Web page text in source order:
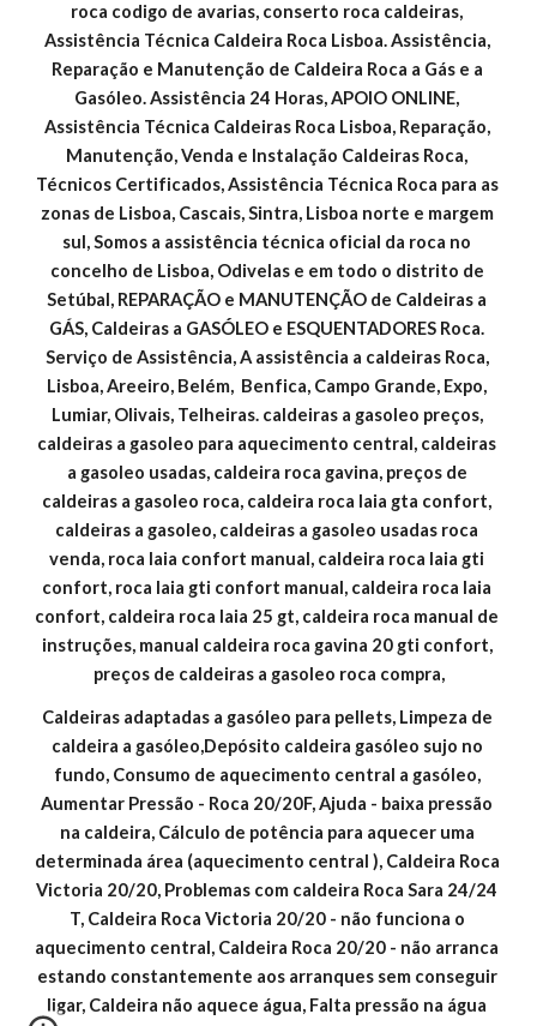
roca codigo de avarias, conserto roca caldeiras,
Assistência Técnica Caldeira Roca Lisboa. Assistência,
Reparação e Manutenção de Caldeira Roca a Gás e a
Gasóleo. Assistência 24 Horas, APOIO ONLINE,
Assistência Técnica Caldeiras Roca Lisboa, Reparação,
Manutenção, Venda e Instalação Caldeiras Roca,
Técnicos Certificados, Assistência Técnica Roca para as
zonas de Lisboa, Cascais, Sintra, Lisboa norte e margem
sul, Somos a assistência técnica oficial da roca no
concelho de Lisboa, Odivelas e em todo o distrito de
Setúbal, REPARAÇÃO e MANUTENÇÃO de Caldeiras a
GÁS, Caldeiras a GASÓLEO e ESQUENTADORES Roca.
Serviço de Assistência, A assistência a caldeiras Roca,
Lisboa, Areeiro, Belém,  Benfica, Campo Grande, Expo,
Lumiar, Olivais, Telheiras. caldeiras a gasoleo preços,
caldeiras a gasoleo para aquecimento central, caldeiras
a gasoleo usadas, caldeira roca gavina, preços de
caldeiras a gasoleo roca, caldeira roca laia gta confort,
caldeiras a gasoleo, caldeiras a gasoleo usadas roca
venda, roca laia confort manual, caldeira roca laia gti
confort, roca laia gti confort manual, caldeira roca laia
confort, caldeira roca laia 25 gt, caldeira roca manual de
instruções, manual caldeira roca gavina 20 gti confort,
preços de caldeiras a gasoleo roca compra,
Caldeiras adaptadas a gasóleo para pellets, Limpeza de
caldeira a gasóleo,Depósito caldeira gasóleo sujo no
fundo, Consumo de aquecimento central a gasóleo,
Aumentar Pressão - Roca 20/20F, Ajuda - baixa pressão
na caldeira, Cálculo de potência para aquecer uma
determinada área (aquecimento central ), Caldeira Roca
Victoria 20/20, Problemas com caldeira Roca Sara 24/24
T, Caldeira Roca Victoria 20/20 - não funciona o
aquecimento central, Caldeira Roca 20/20 - não arranca
estando constantemente aos arranques sem conseguir
ligar, Caldeira não aquece água, Falta pressão na água